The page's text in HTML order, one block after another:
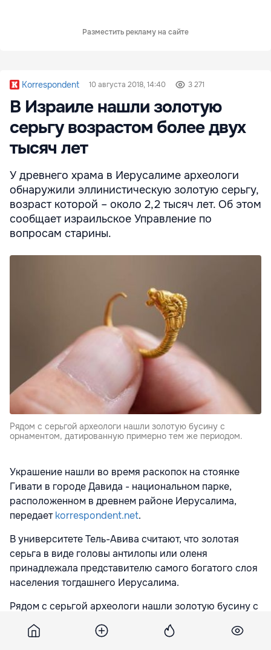
Разместить рекламу на сайте
Korrespondent 10 августа 2018, 14:40 3 271
В Израиле нашли золотую
серьгу возрастом более двух
тысяч лет
У древнего храма в Иерусалиме археологи
обнаружили эллинистическую золотую серьгу,
возраст которой – около 2,2 тысяч лет. Об этом
сообщает израильское Управление по
вопросам старины.
Рядом с серьгой археологи нашли золотую бусину с
орнаментом, датированную примерно тем же периодом.
Украшение нашли во время раскопок на стоянке
Гивати в городе Давида - национальном парке,
расположенном в древнем районе Иерусалима,
передаетkorrespondent.net.
В университете Тель-Авива считают, что золотая
серьга в виде головы антилопы или оленя
принадлежала представителю самого богатого слоя
населения тогдашнего Иерусалима.
Рядом с серьгой археологи нашли золотую бусину с
периодом.